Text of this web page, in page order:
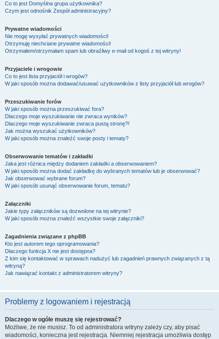
Co to jest Domyślna grupa użytkownika?
Czym jest odnośnik Zespół administracyjny?
Prywatne wiadomości
Nie mogę wysyłać prywatnych wiadomości!
Otrzymuję niechciane prywatne wiadomości!
Otrzymałem/otrzymałam spam lub obraźliwy e-mail od kogoś z tej witryny!
Przyjaciele i wrogowie
Co to jest lista przyjaciół i wrogów?
W jaki sposób można dodawać/usuwać użytkowników z listy przyjaciół lub wrogów?
Przeszukiwanie forów
W jaki sposób można przeszukiwać fora?
Dlaczego moje wyszukiwanie nie zwraca wyników?
Dlaczego moje wyszukiwanie zwraca pustą stronę?!
Jak można wyszukać użytkowników?
W jaki sposób można znaleźć swoje posty i tematy?
Obserwowanie tematów i zakładki
Jaka jest różnica między dodaniem zakładki a obserwowaniem?
W jaki sposób można dodać zakładkę do wybranych tematów lub je obserwować?
Jak obserwować wybrane forum?
W jaki sposób usunąć obserwowanie forum, tematu?
Załączniki
Jakie typy załączników są dozwolone na tej witrynie?
W jaki sposób można znaleźć wszystkie swoje załączniki?
Zagadnienia związane z phpBB
Kto jest autorem tego oprogramowania?
Dlaczego funkcja X nie jest dostępna?
Z kim się kontaktować w sprawach nadużyć lub zagadnień prawnych związanych z tą
witryną?
Jak nawiązać kontakt z administratorem witryny?
Problemy z logowaniem i rejestracją
Dlaczego w ogóle muszę się rejestrować?
Możliwe, że nie musisz. To od administratora witryny zależy czy, aby pisać
wiadomości, konieczna jest rejestracja. Niemniej rejestracja umożliwia dostęp